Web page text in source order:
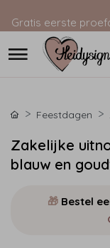
Gratis eerste
Feestdagen
Zakelijke
blauw en
🎁 Bestel